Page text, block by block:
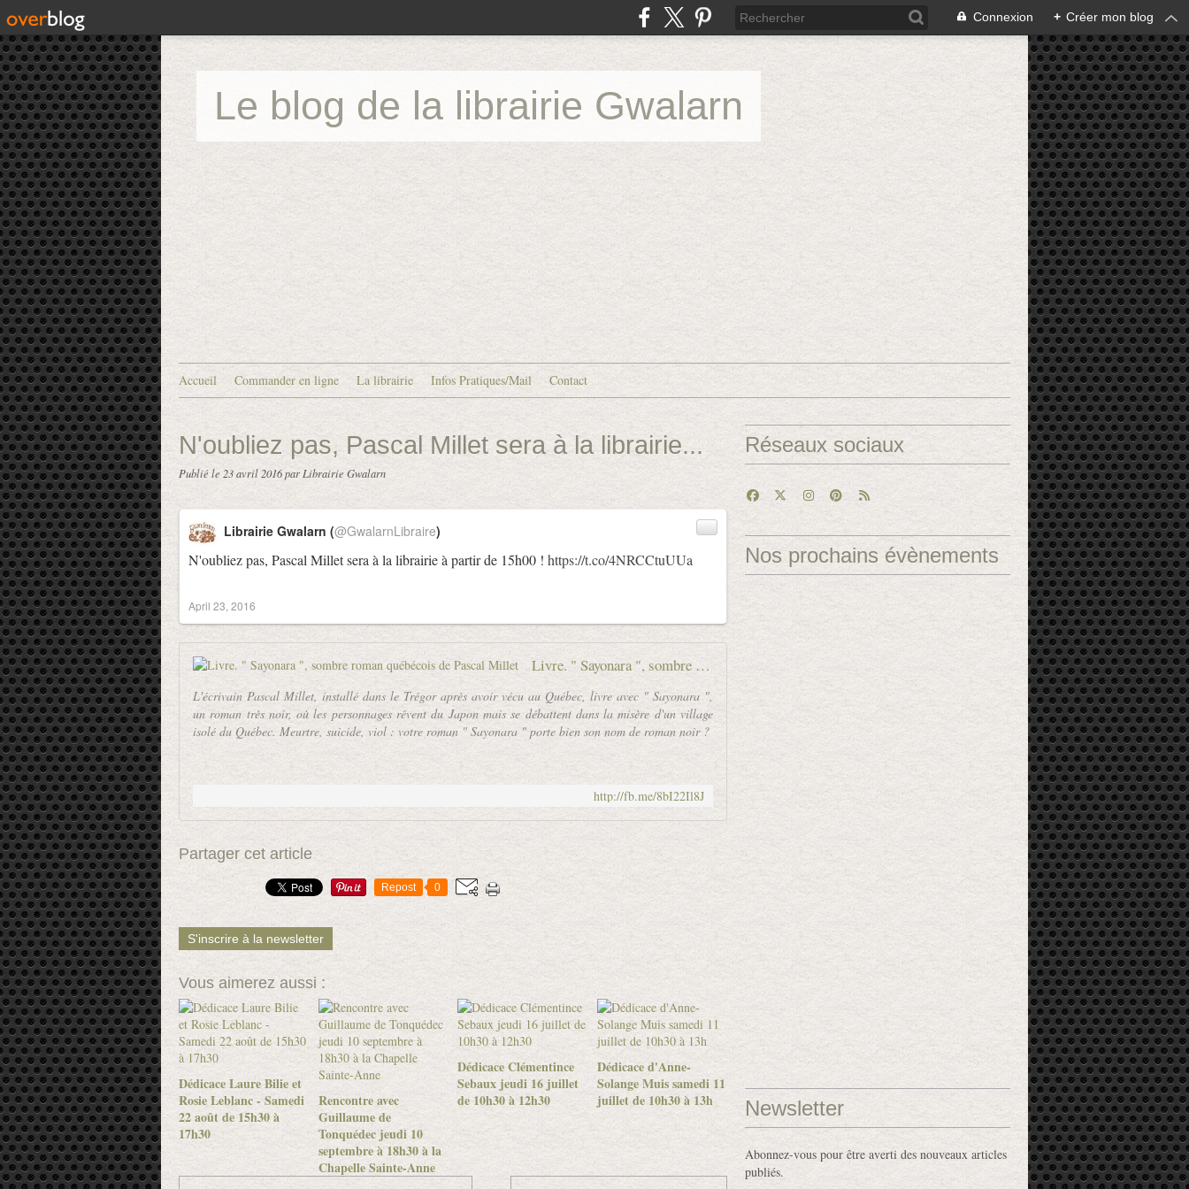
Connexion + Créer mon blog
Le blog de la librairie Gwalarn
Accueil Commander en ligne La librairie Infos Pratiques/Mail Contact
N'oubliez pas, Pascal Millet sera à la librairie...
Publié le 23 avril 2016par Librairie Gwalarn
N'oubliez pas, Pascal Millet sera à la librairie à partir de 15h00 ! https://t.co/4NRCCtuUUa
Librairie Gwalarn (@GwalarnLibraire)
April 23, 2016
Livre. " Sayonara ", sombre roman québécois de Pascal Millet
L'écrivain Pascal Millet, installé dans le Trégor après avoir vécu au Québec, livre avec " Sayonara ",
un roman très noir, où les personnages rêvent du Japon mais se débattent dans la misère d'un village
isolé du Québec. Meurtre, suicide, viol : votre roman " Sayonara " porte bien son nom de roman noir ?
http://fb.me/8bI22Il8J
Partager cet article
Repost 0
S'inscrire à la newsletter
Vous aimerez aussi :
Dédicace Laure Bilie et
Rosie Leblanc - Samedi
22 août de 15h30 à
17h30
Rencontre avec
Guillaume de
Tonquédec jeudi 10
septembre à 18h30 à la
Chapelle Sainte-Anne
Dédicace Clémentince
Sebaux jeudi 16 juillet
de 10h30 à 12h30
Dédicace d'Anne-
Solange Muis samedi 11
juillet de 10h30 à 13h
Réseaux sociaux
Nos prochains évènements
Newsletter
Abonnez-vous pour être averti des nouveaux articles
publiés.